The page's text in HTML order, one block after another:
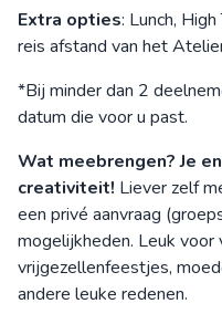
Extra opties: Lunch,
reis afstand van het
*Bij minder dan 2
datum die voor u past.
Wat meebrengen? Je
creativiteit! Liever zelf
een privé aanvraag
mogelijkheden. Leuk voor
vrijgezellenfeestjes,
andere leuke redenen.